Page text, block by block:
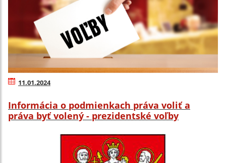
11.01.2024
Informácia o podmienkach práva voliť a
práva byť volený - prezidentské voľby